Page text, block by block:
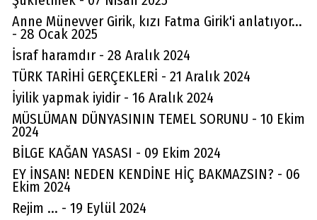
Anne Münevver Girik, kızı Fatma Girik'i anlatıyor...
- 28 Ocak 2025
İsraf haramdır - 28 Aralık 2024
TÜRK TARİHİ GERÇEKLERİ - 21 Aralık 2024
İyilik yapmak iyidir - 16 Aralık 2024
MÜSLÜMAN DÜNYASININ TEMEL SORUNU - 10 Ekim
2024
BİLGE KAĞAN YASASI - 09 Ekim 2024
EY İNSAN! NEDEN KENDİNE HİÇ BAKMAZSIN? - 06
Ekim 2024
Rejim ... - 19 Eylül 2024